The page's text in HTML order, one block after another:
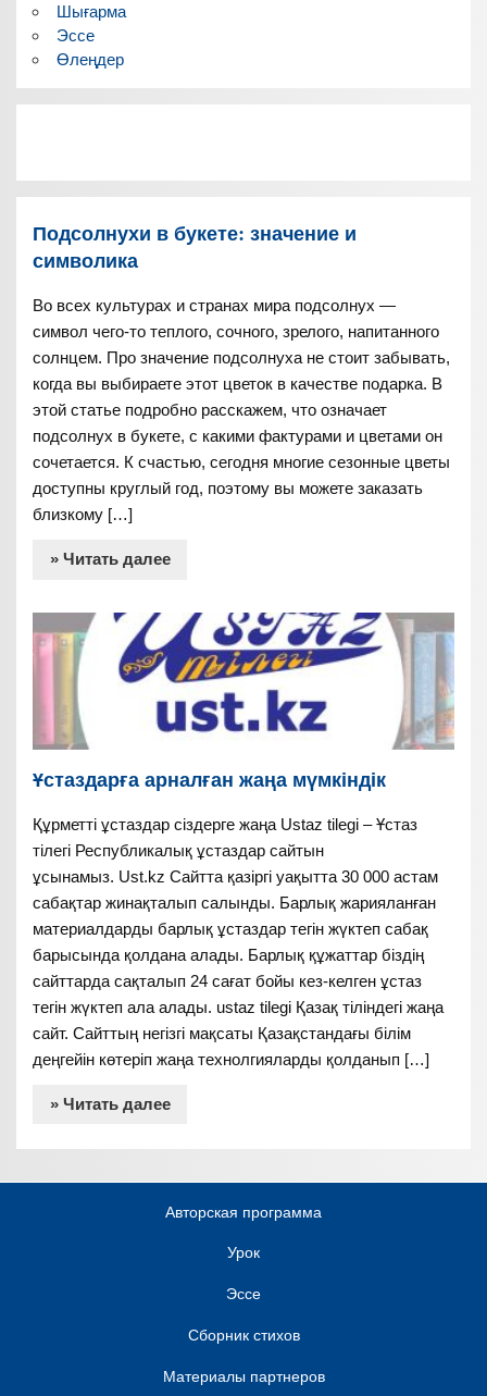
Шығарма
Эссе
Өлеңдер
Подсолнухи в букете: значение и
символика
Во всех культурах и странах мира подсолнух —
символ чего-то теплого, сочного, зрелого, напитанного
солнцем. Про значение подсолнуха не стоит забывать,
когда вы выбираете этот цветок в качестве подарка. В
этой статье подробно расскажем, что означает
подсолнух в букете, с какими фактурами и цветами он
сочетается. К счастью, сегодня многие сезонные цветы
доступны круглый год, поэтому вы можете заказать
близкому […]
» Читать далее
Ұстаздарға арналған жаңа мүмкіндік
Құрметті ұстаздар сіздерге жаңа Ustaz tilegi – Ұстаз
тілегі Республикалық ұстаздар сайтын
ұсынамыз. Ust.kz Сайтта қазіргі уақытта 30 000 астам
сабақтар жинақталып салынды. Барлық жарияланған
материалдарды барлық ұстаздар тегін жүктеп сабақ
барысында қолдана алады. Барлық құжаттар біздің
сайттарда сақталып 24 сағат бойы кез-келген ұстаз
тегін жүктеп ала алады. ustaz tilegi Қазақ тіліндегі жаңа
сайт. Сайттың негізгі мақсаты Қазақстандағы білім
деңгейін көтеріп жаңа технолгияларды қолданып […]
» Читать далее
Авторская программа
Урок
Эссе
Сборник стихов
Материалы партнеров